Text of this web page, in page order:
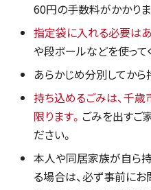
60円の手数料がかかりま
指定袋に入れる必要は
や段ボールなどを使って
あらかじめ分別してから
持ち込めるごみは、千
限ります。 ごみを出すご
ださい。
本人や同居家族が自ら
る場合は、必ず事前にお